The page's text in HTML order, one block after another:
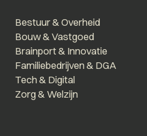
Bestuur & Overheid
Bouw & Vastgoed
Brainport & Innovatie
Familiebedrijven & DGA
Tech & Digital
Zorg & Welzijn